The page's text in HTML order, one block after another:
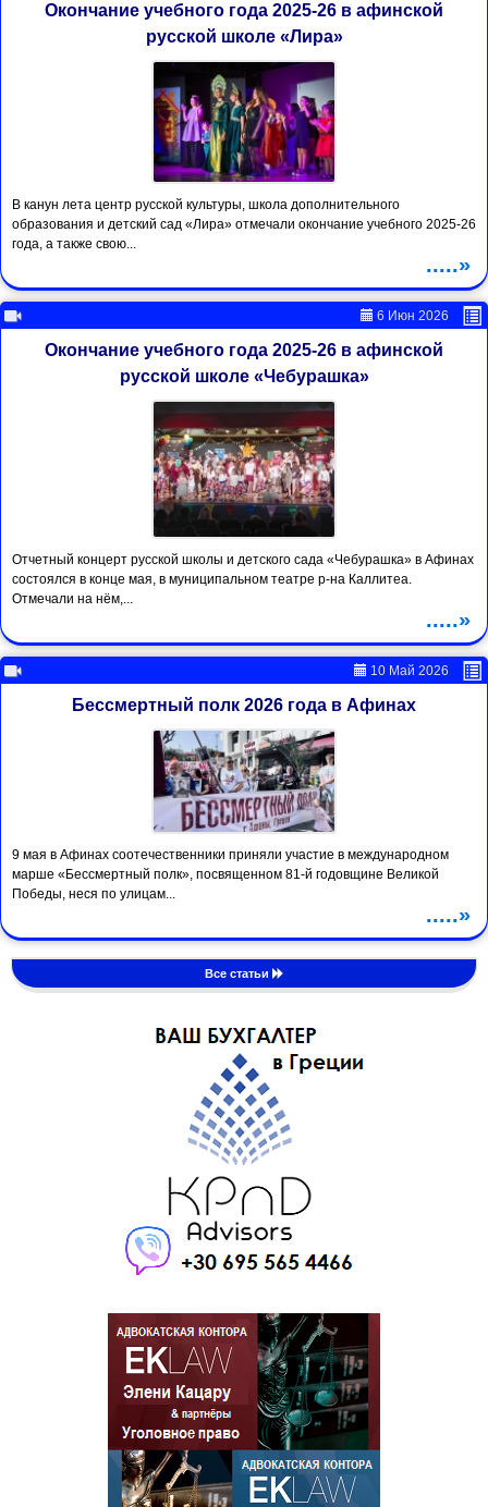
Окончание учебного года 2025-26 в афинской
русской школе «Лира»
В канун лета центр русской культуры, школа дополнительного
образования и детский сад «Лира» отмечали окончание учебного 2025-26
года, а также свою...
.....»
6 Июн 2026
Окончание учебного года 2025-26 в афинской
русской школе «Чебурашка»
Отчетный концерт русской школы и детского сада «Чебурашка» в Афинах
состоялся в конце мая, в муниципальном театре р-на Каллитеа.
Отмечали на нём,...
.....»
10 Май 2026
Бессмертный полк 2026 года в Афинах
9 мая в Афинах соотечественники приняли участие в международном
марше «Бессмертный полк», посвященном 81-й годовщине Великой
Победы, неся по улицам...
.....»
Все статьи